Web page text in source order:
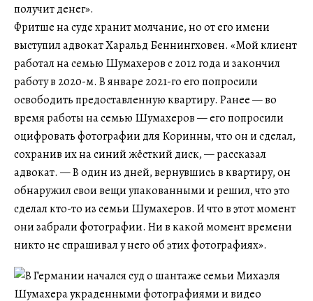
получит денег».
Фритше на суде хранит молчание, но от его имени
выступил адвокат Харальд Беннингховен. «Мой клиент
работал на семью Шумахеров с 2012 года и закончил
работу в 2020-м. В январе 2021-го его попросили
освободить предоставленную квартиру. Ранее — во
время работы на семью Шумахеров — его попросили
оцифровать фотографии для Коринны, что он и сделал,
сохранив их на синий жёсткий диск, — рассказал
адвокат. — В один из дней, вернувшись в квартиру, он
обнаружил свои вещи упакованными и решил, что это
сделал кто-то из семьи Шумахеров. И что в этот момент
они забрали фотографии. Ни в какой момент времени
никто не спрашивал у него об этих фотографиях».